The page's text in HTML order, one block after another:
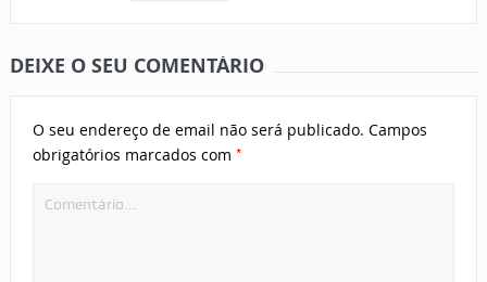
DEIXE O SEU COMENTÁRIO
O seu endereço de email não será publicado. Campos
obrigatórios marcados com *